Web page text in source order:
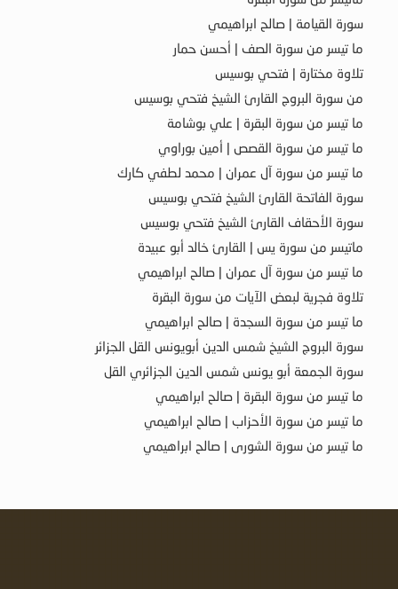
سورة القيامة | صالح ابراهيمي
ما تيسر من سورة الصف | أحسن حمار
تلاوة مختارة | فتحي بوسيس
من سورة البروج القارئ الشيخ فتحي بوسيس
ما تيسر من سورة البقرة | علي بوشامة
ما تيسر من سورة القصص | أمين بوراوي
ما تيسر من سورة آل عمران | محمد لطفي كارك
سورة الفاتحة القارئ الشيخ فتحي بوسيس
سورة الأحقاف القارئ الشيخ فتحي بوسيس
ماتيسر من سورة يس | القارئ خالد أبو عبيدة
ما تيسر من سورة آل عمران | صالح ابراهيمي
تلاوة فجرية لبعض الآيات من سورة البقرة
ما تيسر من سورة السجدة | صالح ابراهيمي
سورة البروج الشيخ شمس الدين أبويونس القل الجزائر
سورة الجمعة أبو يونس شمس الدين الجزائري القل
ما تيسر من سورة البقرة | صالح ابراهيمي
ما تيسر من سورة الأحزاب | صالح ابراهيمي
ما تيسر من سورة الشورى | صالح ابراهيمي